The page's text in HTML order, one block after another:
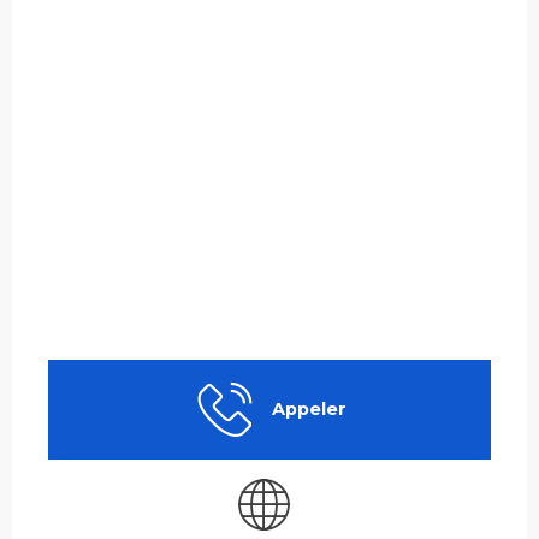
Appeler